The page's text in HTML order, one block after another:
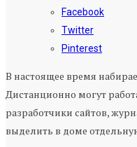
Facebook
Twitter
Pinterest
В настоящее время
Дистанционно могут
разработчики сайтов,
выделить в доме